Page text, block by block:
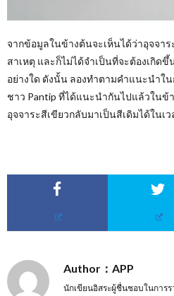
จากข้อมูลในข้างต้นจะเห็นได้ว่าอุจจา
สาเหตุ และก็ไม่ได้จำเป็นที่จะต้องเกิด
อย่างใด ดังนั้น ลองทำตามคำแนะนำใ
ชาว Pantip ที่ได้แนะนำกันไปแล้วในข้
อุจจาระสีเขียวกลับมาเป็นสีเดิมได้ใน
Author：APP
นักเขียนอิสระผู้ชื่นชอบในการร